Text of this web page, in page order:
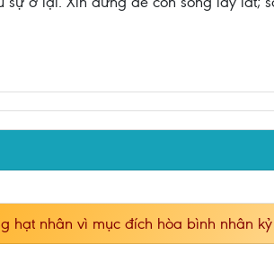
nhân vì mục đích hòa bình nhân